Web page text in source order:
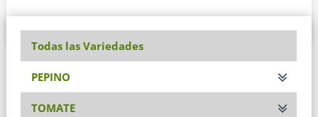
Todas las Variedades
PEPINO
TOMATE